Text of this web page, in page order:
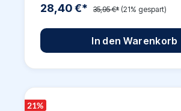
28,40 €* 35,95 €* (21% gespart)
In den Warenkorb
21%